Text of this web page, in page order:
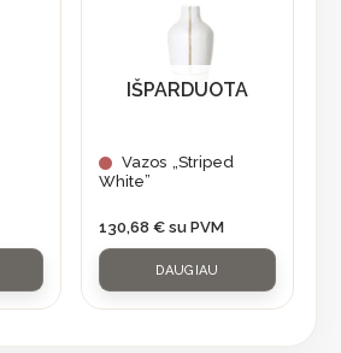
IŠPARDUOTA
Vazos „Striped
White”
130,68 € su PVM
DAUGIAU